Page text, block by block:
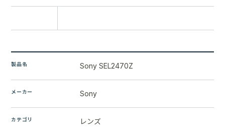
製品名 Sony SEL2470Z
メーカー Sony
カテゴリ レンズ